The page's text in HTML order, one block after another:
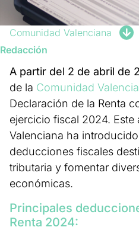
Comunidad Valenciana
Redacción
A partir del 2 de abril de
de la Comunidad
Declaración de la Renta
ejercicio fiscal 2024. Este
Valenciana ha
deducciones fiscales
tributaria y fomentar
económicas.
Principales
Renta 2024: